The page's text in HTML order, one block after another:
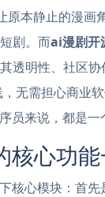
原本静止的漫
剧。而ai漫剧开
透明性、社区
无需担心商业
来说，都是一
核心功
核心模块：首先